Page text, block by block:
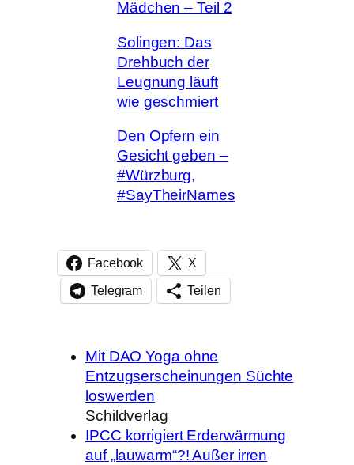
Mädchen – Teil 2
Solingen: Das
Drehbuch der
Leugnung läuft
wie geschmiert
Den Opfern ein
Gesicht geben –
#Würzburg,
#SayTheirNames
Facebook X
Telegram Teilen
Mit DAO Yoga ohne
Entzugserscheinungen Süchte
loswerden
Schildverlag
IPCC korrigiert Erderwärmung
auf „lauwarm“?! Außer irren